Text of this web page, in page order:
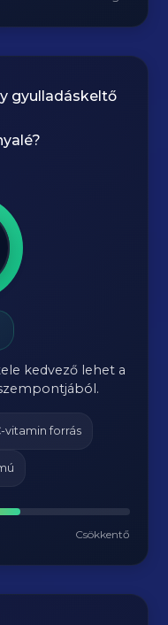
gyulladáskeltő
?
kedvező lehet a
vitamin forrás
Csökkentő